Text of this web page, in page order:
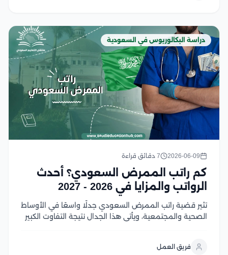
دراسة البكالوريوس في السعودية
2026-06-09 7 دقائق قراءة
كم راتب الممرض السعودي؟ أحدث
الرواتب والمزايا في 2026 - 2027
تثير قضية راتب الممرض السعودي جدلًا واسعًا في الأوساط
الصحية والمجتمعية، ويأتي هذا الجدال نتيجة التفاوت الكبير
الخبرة والمؤهل العلمي والتخصص والقطاع الذي...
فريق العمل